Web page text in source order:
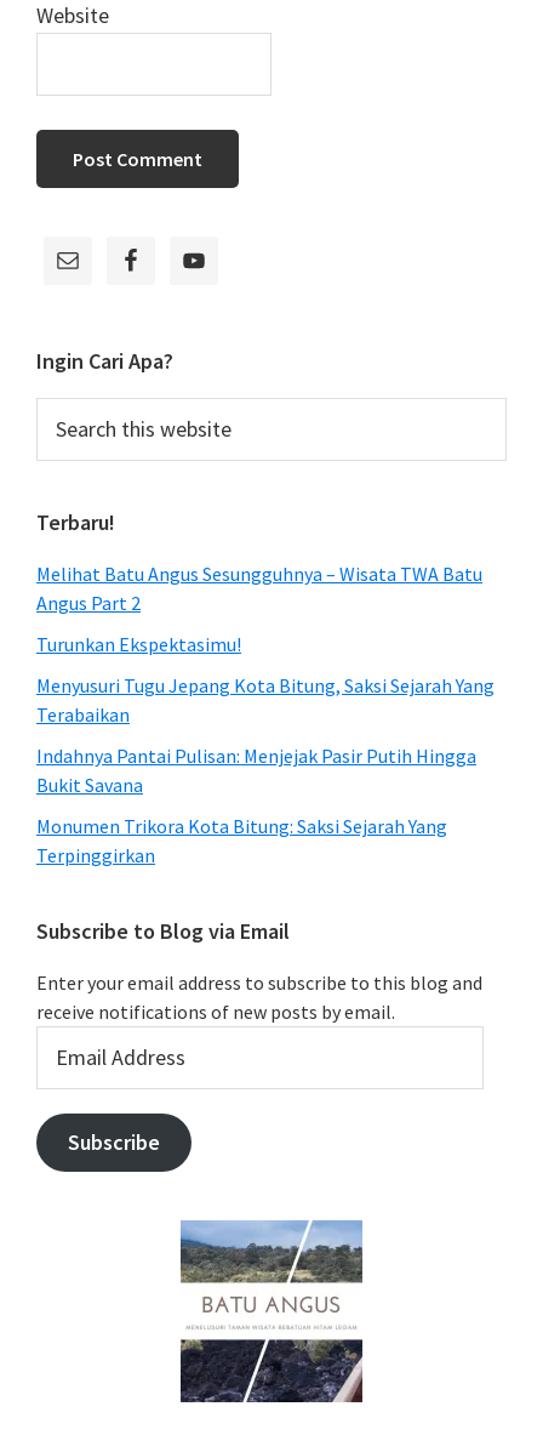
Website
Primary
Ingin Cari Apa?
this
Terbaru!
Melihat Batu Angus Sesungguhnya – Wisata TWA Batu
Angus Part 2
Turunkan Ekspektasimu!
Menyusuri Tugu Jepang Kota Bitung, Saksi Sejarah Yang
Terabaikan
Indahnya Pantai Pulisan: Menjejak Pasir Putih Hingga
Bukit Savana
Monumen Trikora Kota Bitung: Saksi Sejarah Yang
Terpinggirkan
Subscribe to Blog via Email
Enter your email address to subscribe to this blog and
receive notifications of new posts by email.
Address
Subscribe